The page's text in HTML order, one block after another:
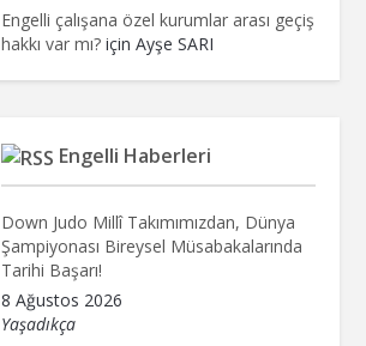
Engelli çalışana özel kurumlar arası geçiş
hakkı var mı?için Ayşe SARI
Engelli Haberleri
Down Judo Millî Takımımızdan, Dünya
Şampiyonası Bireysel Müsabakalarında
Tarihi Başarı!
8 Ağustos 2026
Yaşadıkça